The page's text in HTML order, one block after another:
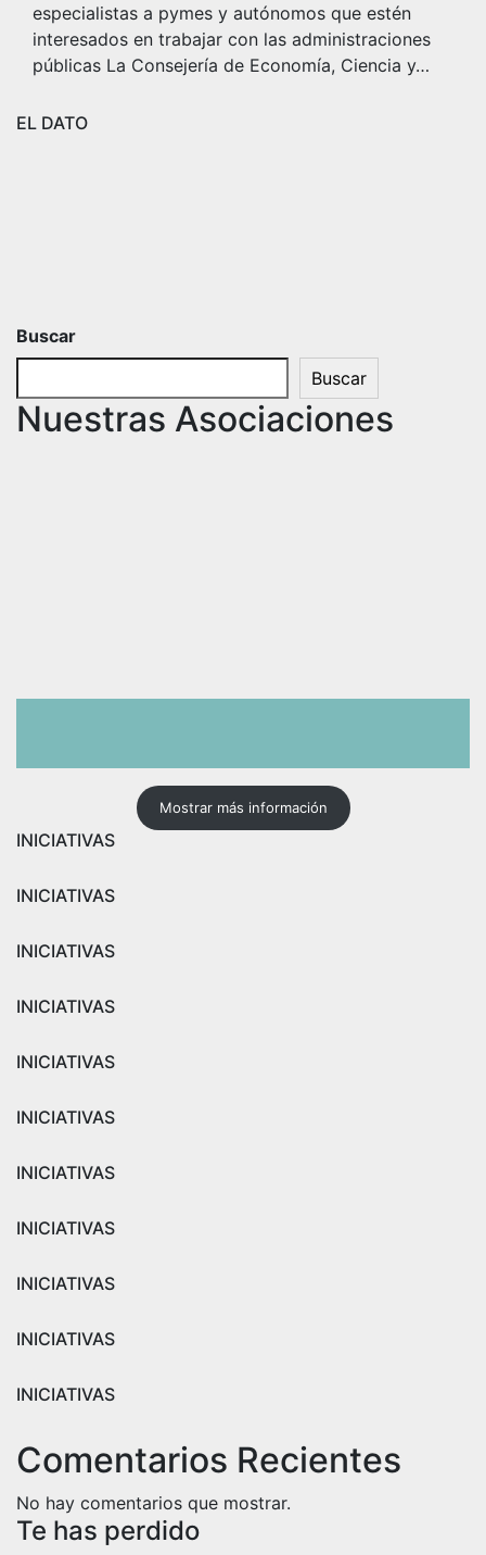
especialistas a pymes y autónomos que estén
interesados en trabajar con las administraciones
públicas La Consejería de Economía, Ciencia y…
EL DATO
Buscar
Buscar
Nuestras Asociaciones
Mostrar más información
INICIATIVAS
INICIATIVAS
INICIATIVAS
INICIATIVAS
INICIATIVAS
INICIATIVAS
INICIATIVAS
INICIATIVAS
INICIATIVAS
INICIATIVAS
INICIATIVAS
Comentarios Recientes
No hay comentarios que mostrar.
Te has perdido